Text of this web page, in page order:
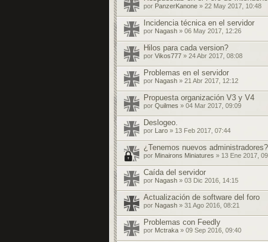
por PanzerKanone » 22 May 2017, 10:48
Incidencia técnica en el servidor
por Nagash » 06 May 2017, 12:26
Hilos para cada version?
por Vikos777 » 24 Abr 2017, 08:08
Problemas en el servidor
por Nagash » 21 Abr 2017, 12:12
Propuesta organización V3 y V4
por Quilmes » 04 Mar 2017, 09:09
Deslogeo.
por Laro » 13 Feb 2017, 07:44
¿Tenemos nuevos administradores?
por Minairons Miniatures » 13 Ene 2017,
Caída del servidor
por Nagash » 03 Dic 2016, 14:15
Actualización de software del foro
por Nagash » 31 Ago 2016, 08:21
Problemas con Feedly
por Mctraka » 09 Sep 2016, 09:40